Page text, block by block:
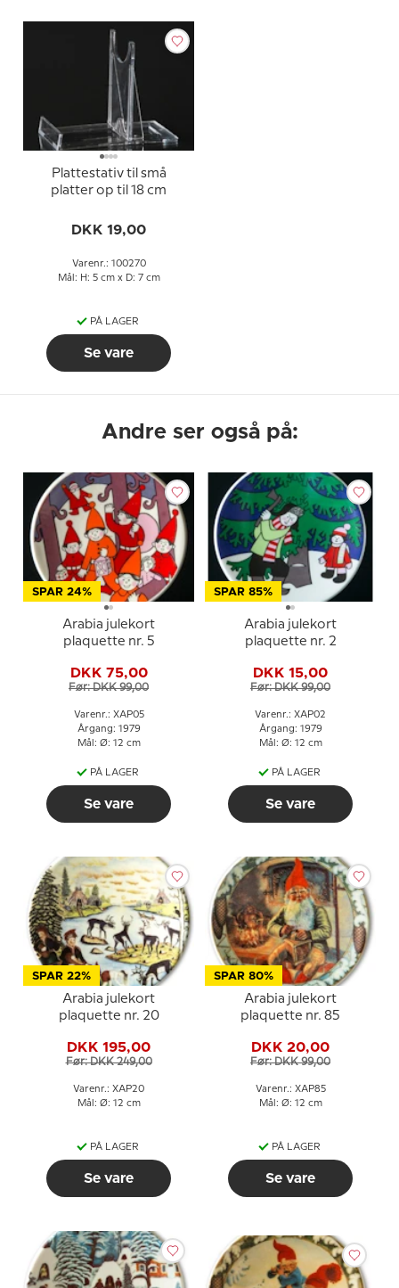
Plattestativ til små
platter op til 18 cm
DKK 19,00
Varenr.: 100270
Mål: H: 5 cm x D: 7 cm
PÅ LAGER
Se vare
Andre ser også på:
SPAR 24%
Arabia julekort
plaquette nr. 5
DKK 75,00
Før: DKK 99,00
Varenr.: XAP05
Årgang: 1979
Mål: Ø: 12 cm
PÅ LAGER
Se vare
SPAR 85%
Arabia julekort
plaquette nr. 2
DKK 15,00
Før: DKK 99,00
Varenr.: XAP02
Årgang: 1979
Mål: Ø: 12 cm
PÅ LAGER
Se vare
SPAR 22%
Arabia julekort
plaquette nr. 20
DKK 195,00
Før: DKK 249,00
Varenr.: XAP20
Mål: Ø: 12 cm
PÅ LAGER
Se vare
SPAR 80%
Arabia julekort
plaquette nr. 85
DKK 20,00
Før: DKK 99,00
Varenr.: XAP85
Mål: Ø: 12 cm
PÅ LAGER
Se vare